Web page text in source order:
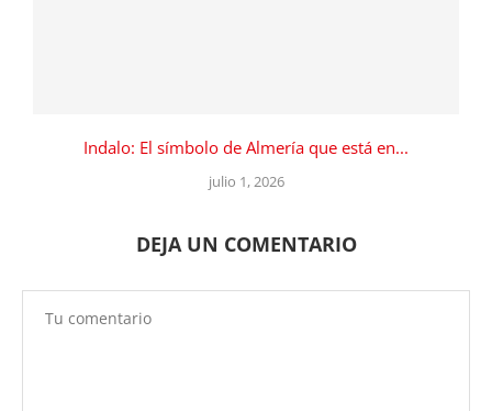
Indalo: El símbolo de Almería que está en...
julio 1, 2026
DEJA UN COMENTARIO